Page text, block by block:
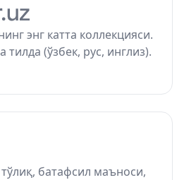
энг катта коллекцияси.
(ўзбек, рус, инглиз).
батафсил маъноси,